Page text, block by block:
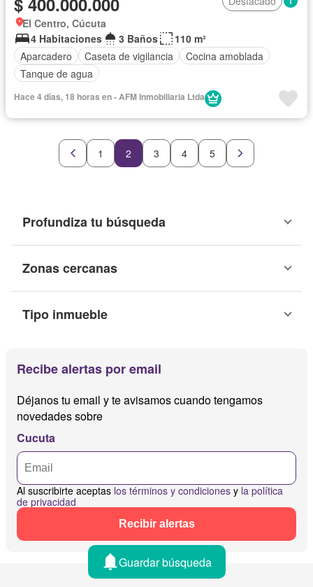
El Centro, Cúcuta
4 Habitaciones
3 Baños
110 m²
Aparcadero
Caseta de vigilancia
Cocina amoblada
Tanque de agua
Hace 4 días, 18 horas en - AFM Inmobiliaria Ltda
1 2 3 4 5
Profundiza tu búsqueda
Zonas cercanas
Tipo inmueble
Recibe alertas por email
Déjanos tu email y te avisamos cuando tengamos
novedades sobre
Cucuta
Al suscribirte aceptas los términos y condiciones y la política
de privacidad
Recibir alertas
Guardar búsqueda